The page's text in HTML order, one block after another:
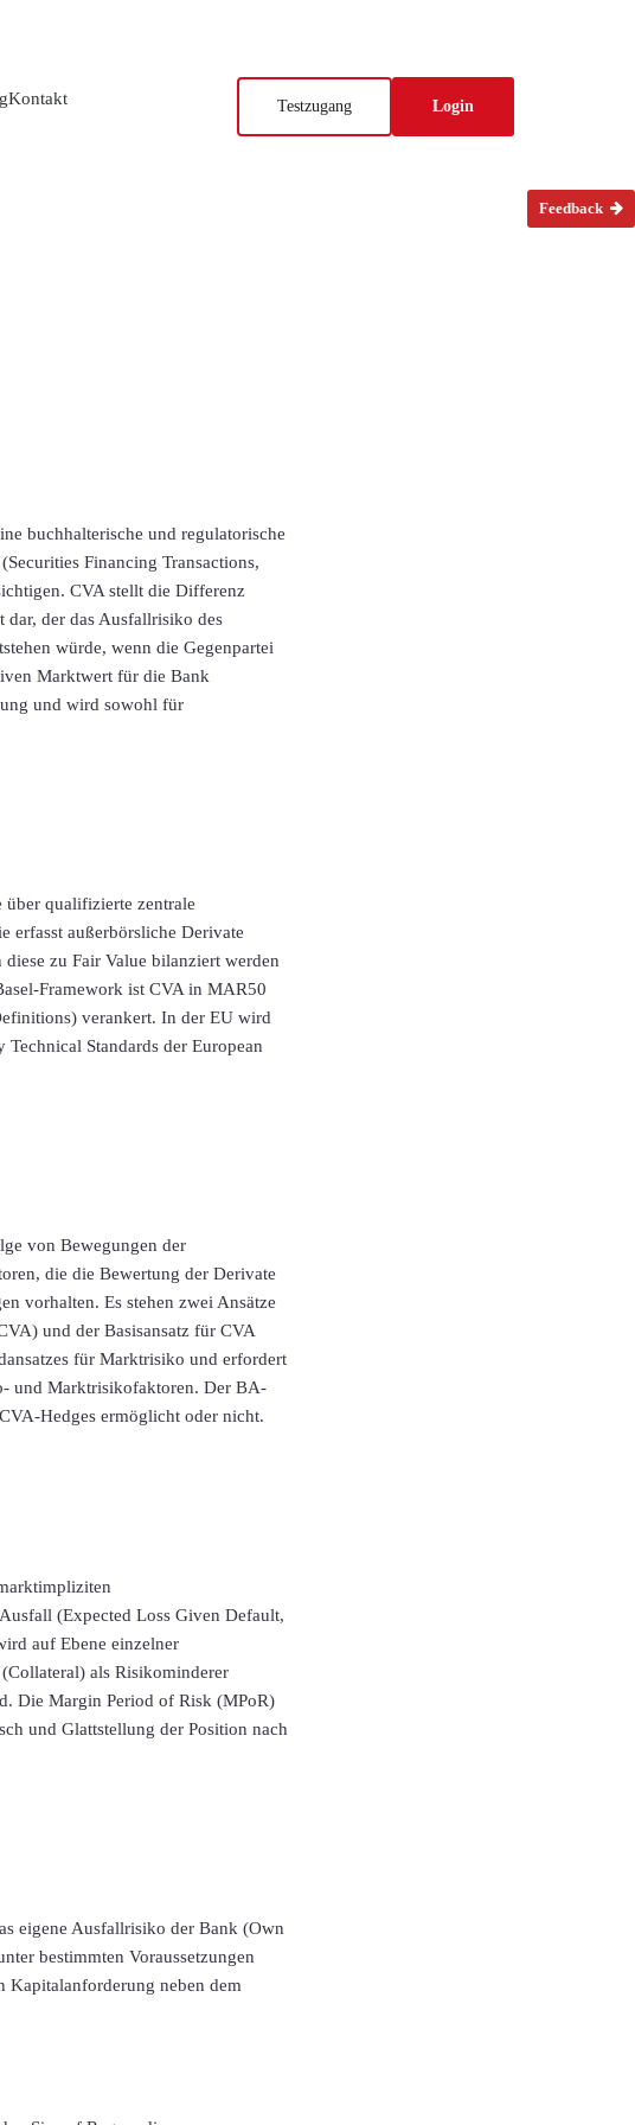
Testzugang Login
Kontakt
Feedback
buchhalterische und regulatorische
Financing Transactions,
CVA stellt die Differenz
der das Ausfallrisiko des
würde, wenn die Gegenpartei
Marktwert für die Bank
und wird sowohl für
qualifizierte zentrale
erfasst außerbörsliche Derivate
zu Fair Value bilanziert werden
Framework ist CVA in MAR50
verankert. In der EU wird
Standards der European
von Bewegungen der
die die Bewertung der Derivate
vorhalten. Es stehen zwei Ansätze
und der Basisansatz für CVA
für Marktrisiko und erfordert
und Marktrisikofaktoren. Der BA-
Hedges ermöglicht oder nicht.
(Expected Loss Given Default,
auf Ebene einzelner
als Risikominderer
Die Margin Period of Risk (MPoR)
und Glattstellung der Position nach
eigene Ausfallrisiko der Bank (Own
bestimmten Voraussetzungen
Kapitalanforderung neben dem